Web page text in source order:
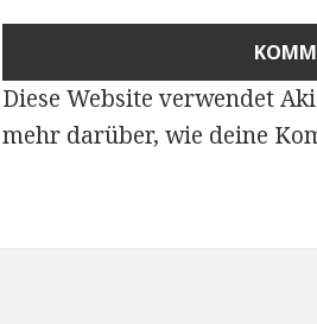
Diese Website verwendet
mehr darüber, wie deine